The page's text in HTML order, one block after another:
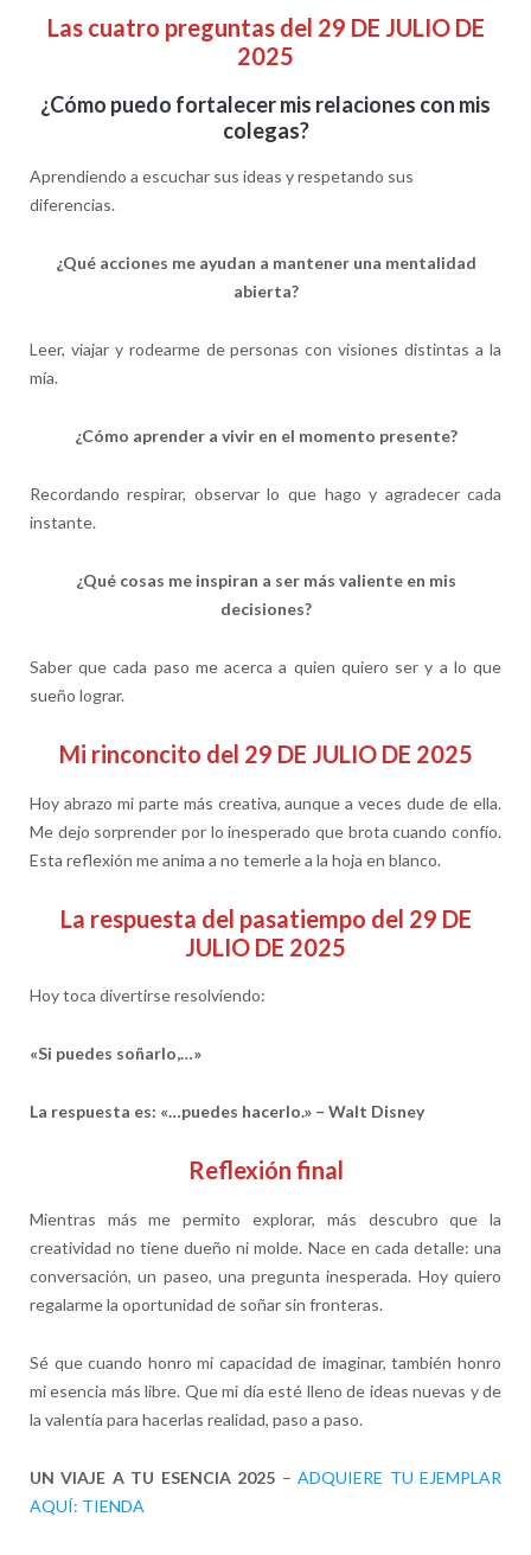
Las cuatro preguntas del 29 DE JULIO DE
2025
¿Cómo puedo fortalecer mis relaciones con mis
colegas?
Aprendiendo a escuchar sus ideas y respetando sus
diferencias.
¿Qué acciones me ayudan a mantener una mentalidad
abierta?
Leer, viajar y rodearme de personas con visiones distintas a la
mía.
¿Cómo aprender a vivir en el momento presente?
Recordando respirar, observar lo que hago y agradecer cada
instante.
¿Qué cosas me inspiran a ser más valiente en mis
decisiones?
Saber que cada paso me acerca a quien quiero ser y a lo que
sueño lograr.
Mi rinconcito del 29 DE JULIO DE 2025
Hoy abrazo mi parte más creativa, aunque a veces dude de ella.
Me dejo sorprender por lo inesperado que brota cuando confío.
Esta reflexión me anima a no temerle a la hoja en blanco.
La respuesta del pasatiempo del 29 DE
JULIO DE 2025
Hoy toca divertirse resolviendo:
«Si puedes soñarlo,…»
La respuesta es: «…puedes hacerlo.» – Walt Disney
Reflexión final
Mientras más me permito explorar, más descubro que la
creatividad no tiene dueño ni molde. Nace en cada detalle: una
conversación, un paseo, una pregunta inesperada. Hoy quiero
regalarme la oportunidad de soñar sin fronteras.
Sé que cuando honro mi capacidad de imaginar, también honro
mi esencia más libre. Que mi día esté lleno de ideas nuevas y de
la valentía para hacerlas realidad, paso a paso.
UN VIAJE A TU ESENCIA 2025 –ADQUIERE TU EJEMPLAR
AQUÍ: TIENDA